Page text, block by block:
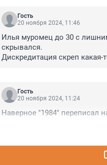
Гость
20 ноября 2024, 11:46
Илья муромец до 30 с
скрывался.
Дискредитация скреп какая-
Гость
20 ноября 2024, 11:24
Наверное "1984" переписал